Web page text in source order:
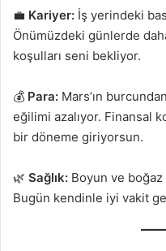
💼 Kariyer: İş yerindeki
Önümüzdeki günlerde
koşulları seni bekliyor.
💰 Para: Mars’ın
eğilimi azalıyor. Finansal
bir döneme giriyorsun.
🌿 Sağlık: Boyun ve
Bugün kendinle iyi vakit